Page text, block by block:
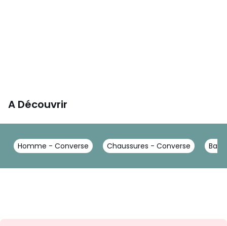
A Découvrir
Homme - Converse Chaussures - Converse